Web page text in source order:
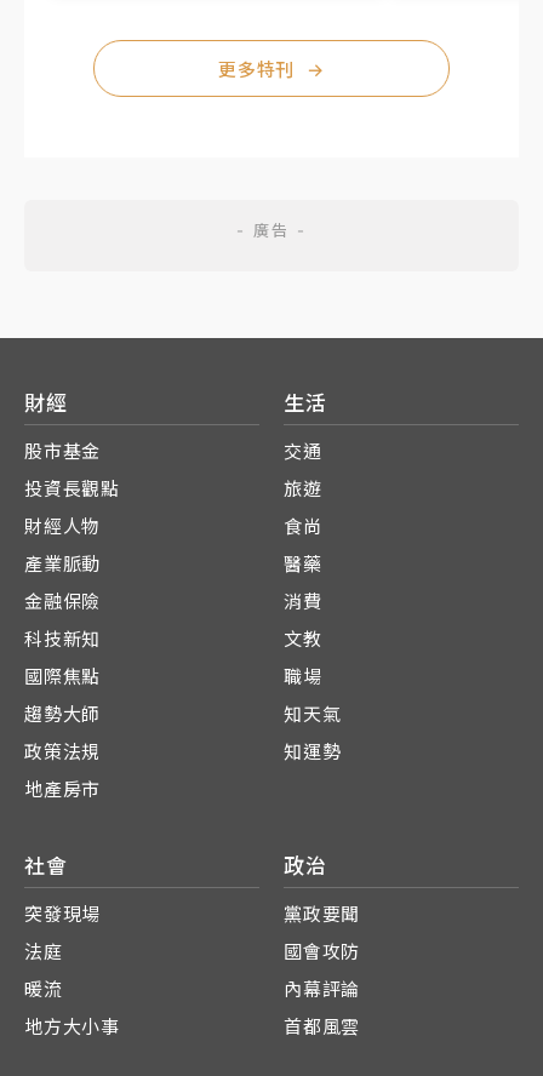
更多特刊 →
財經
股市基金
投資長觀點
財經人物
產業脈動
金融保險
科技新知
國際焦點
趨勢大師
政策法規
地產房市
生活
交通
旅遊
食尚
醫藥
消費
文教
職場
知天氣
知運勢
社會
突發現場
法庭
暖流
地方大小事
政治
黨政要聞
國會攻防
內幕評論
首都風雲